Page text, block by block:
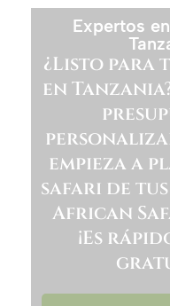
Expertos
¿Listo para
en
empieza a
safari de
African
¡Es